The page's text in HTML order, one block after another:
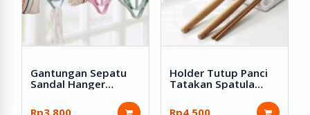
Gantungan Sepatu
Sandal Hanger
Rp3.800
Holder Tutup Panci
Tatakan Spatula
Rp4.500